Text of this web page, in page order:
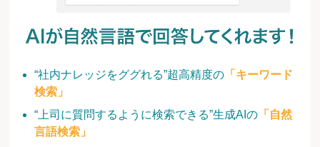
“社内ナレッジをググれる”超高精度の 「キーワード
検索」
“上司に質問するように検索できる”生成AIの 「自然
言語検索」